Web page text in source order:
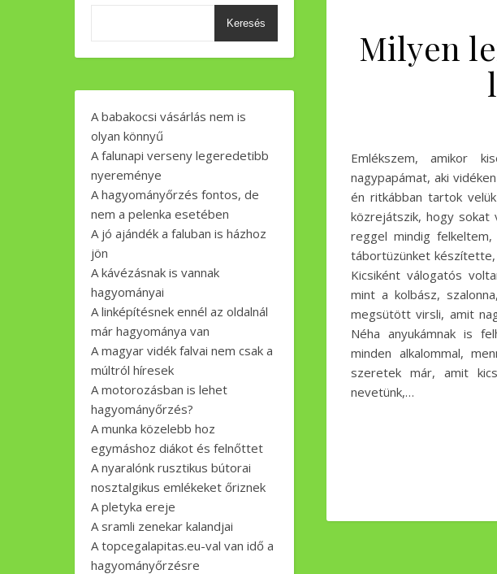
Keresés
A babakocsi vásárlás nem is
olyan könnyű
A falunapi verseny legeredetibb
nyereménye
A hagyományőrzés fontos, de
nem a pelenka esetében
A jó ajándék a faluban is házhoz
jön
A kávézásnak is vannak
hagyományai
A linképítésnek ennél az oldalnál
már hagyománya van
A magyar vidék falvai nem csak a
múltról híresek
A motorozásban is lehet
hagyományőrzés?
A munka közelebb hoz
egymáshoz diákot és felnőttet
A nyaralónk rusztikus bútorai
nosztalgikus emlékeket őriznek
A pletyka ereje
A sramli zenekar kalandjai
A topcegalapitas.eu-val van idő a
hagyományőrzésre
Milyen
Emlékszem, amikor
nagypapámat, aki
én ritkábban tartok
közrejátszik, hogy sokat
reggel mindig
tábortüzünket
Kicsiként válogatós
mint a kolbász,
megsütött virsli, amit
Néha anyukámnak is
minden alkalommal,
szeretek már, amit
nevetünk,…